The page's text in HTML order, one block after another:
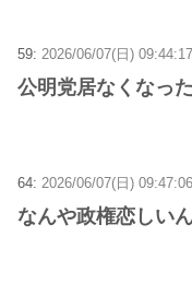
59: 2026/06/07(日)
公明党居なくなっ
64: 2026/06/07(日)
なんや政権恋しい